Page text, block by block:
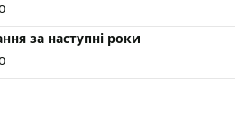
за наступні роки